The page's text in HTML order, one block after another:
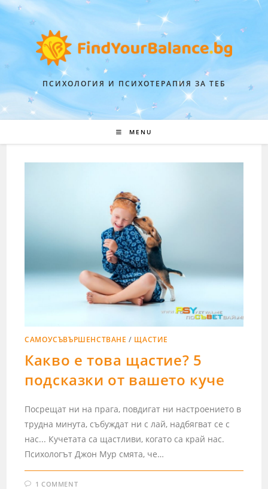
ПСИХОЛОГИЯ И ПСИХОТЕРАПИЯ ЗА ТЕБ
MENU
САМОУСЪВЪРШЕНСТВАНЕ / ЩАСТИЕ
Какво е това щастие? 5
подсказки от вашето куче
Посрещат ни на прага, повдигат ни настроението в
трудна минута, събуждат ни с лай, надбягват се с
нас... Кучетата са щастливи, когато са край нас.
Психологът Джон Мур смята, че…
1 COMMENT